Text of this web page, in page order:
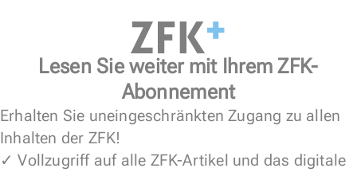
Lesen Sie weiter mit Ihrem ZFK-
Abonnement
Erhalten Sie uneingeschränkten Zugang zu allen
Inhalten der ZFK!
✓ Vollzugriff auf alle ZFK-Artikel und das digitale